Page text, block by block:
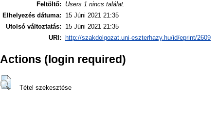
Feltöltő:
Users 1 nincs találat.
Elhelyezés dátuma:
15 Júni 2021 21:35
Utolsó változtatás:
15 Júni 2021 21:35
URI:
http://szakdolgozat.uni-eszterhazy.hu/id/eprint/2609
Actions (login required)
Tétel szekesztése